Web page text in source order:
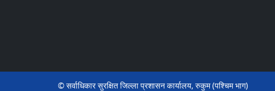
© सर्वाधिकार सुरक्षित जिल्ला प्रशासन कार्यालय, रुकुम (पश्चिम भाग)